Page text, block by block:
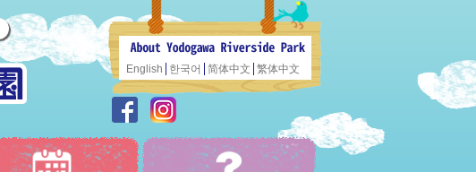
English 한국어 简体中文 繁体中文